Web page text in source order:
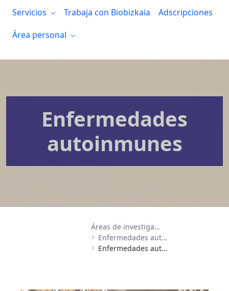
Servicios
Trabaja con Biobizkaia
Adscripciones
Área personal
Enfermedades
autoinmunes
Áreas de investigación
Enfermedades autoinmunes, inflamatorias e infecciosas
Enfermedades autoinmunes